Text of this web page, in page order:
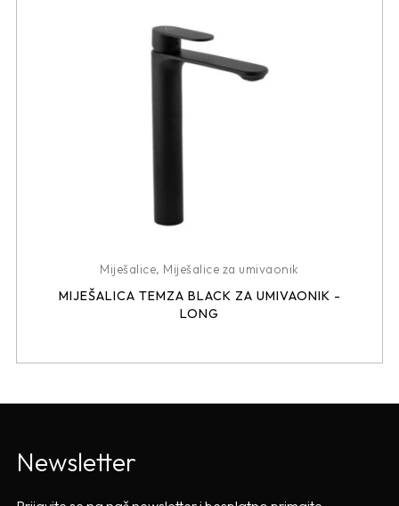
Miješalice, Miješalice za umivaonik
MIJEŠALICA TEMZA BLACK ZA UMIVAONIK -
LONG
Newsletter